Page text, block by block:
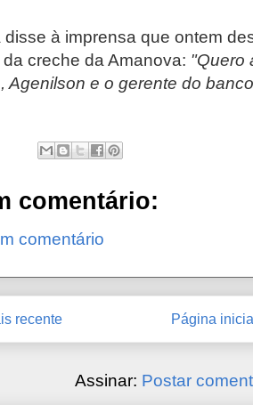
disse à imprensa que ontem
creche da Amanova: "Quero
Agenilson e o gerente do
comentário:
comentário
recente Página
Assinar: Postar